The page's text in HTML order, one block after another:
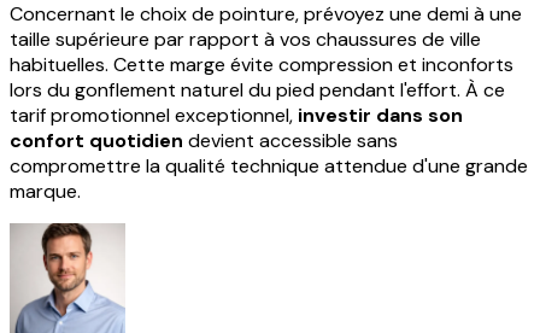
Concernant le choix de pointure, prévoyez une demi à une
taille supérieure par rapport à vos chaussures de ville
habituelles. Cette marge évite compression et inconforts
lors du gonflement naturel du pied pendant l'effort. À ce
tarif promotionnel exceptionnel, investir dans son
confort quotidien devient accessible sans
compromettre la qualité technique attendue d'une grande
marque.